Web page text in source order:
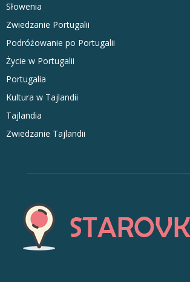
Słowenia
Zwiedzanie Portugalii
Podróżowanie po Portugalii
Życie w Portugalii
Portugalia
Kultura w Tajlandii
Tajlandia
Zwiedzanie Tajlandii